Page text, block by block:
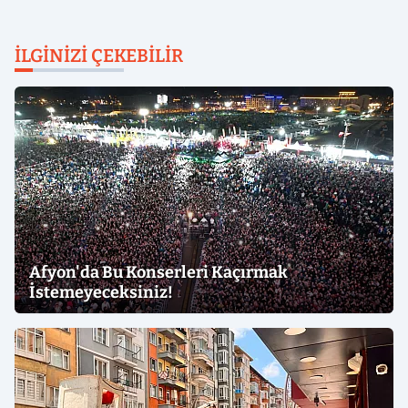
İLGINIZI ÇEKEBILIR
Afyon'da Bu Konserleri Kaçırmak
İstemeyeceksiniz!